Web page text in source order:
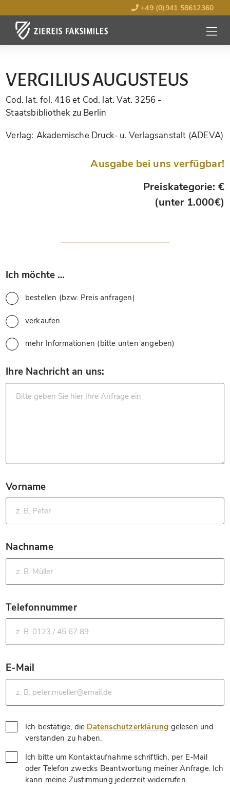
+49 (0)941 58612360
MENÜ
VERGILIUS AUGUSTEUS
Cod. lat. fol. 416 et Cod. lat. Vat. 3256 -
Staatsbibliothek zu Berlin
Verlag: Akademische Druck- u. Verlagsanstalt (ADEVA)
Ausgabe bei uns verfügbar!
Preiskategorie: €
(unter 1.000€)
Ich möchte …
bestellen (bzw. Preis anfragen)
verkaufen
mehr Informationen (bitte unten angeben)
Ihre Nachricht an uns:
Vorname
*
Nachname
*
Telefonnummer
*
E-Mail
*
Ich bestätige, die Datenschutzerklärung gelesen und
verstanden zu haben.
Ich bitte um Kontaktaufnahme schriftlich, per E-Mail
oder Telefon zwecks Beantwortung meiner Anfrage. Ich
kann meine Zustimmung jederzeit widerrufen.